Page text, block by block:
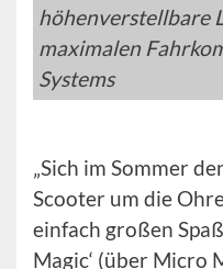
höhenverstellbare
maximalen
Systems
„Sich im Sommer
Scooter um die
einfach großen
Magic‘ (über Micro